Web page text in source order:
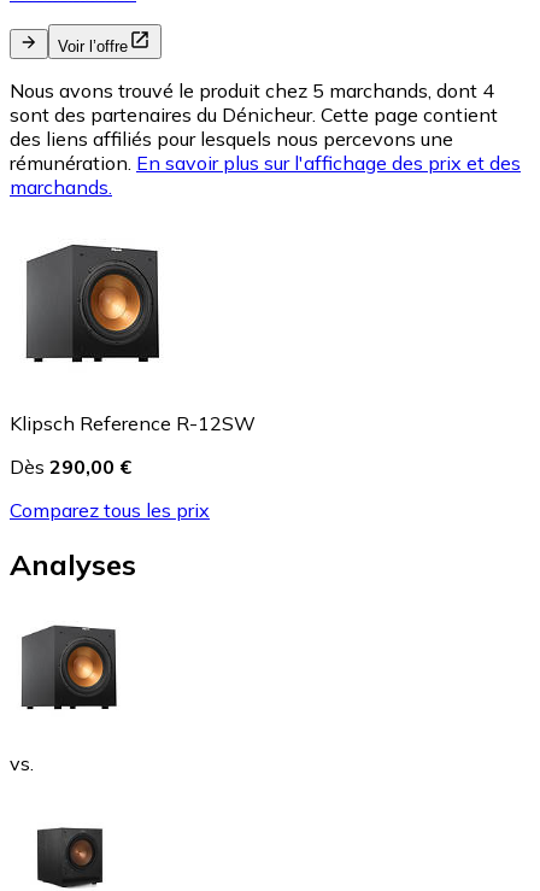
Voir l’offre
Nous avons trouvé le produit chez 5 marchands, dont 4
sont des partenaires du Dénicheur. Cette page contient
des liens affiliés pour lesquels nous percevons une
rémunération. En savoir plus sur l'affichage des prix et des
marchands.
Klipsch Reference R-12SW
Dès 290,00 €
Comparez tous les prix
Analyses
vs.